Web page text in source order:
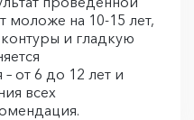
моложе на 10-15 лет,
и гладкую
от 6 до 12 лет и
всех